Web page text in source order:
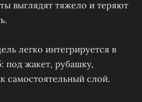
выглядят тяжело и теряют
легко интегрируется в
под жакет, рубашку,
самостоятельный слой.